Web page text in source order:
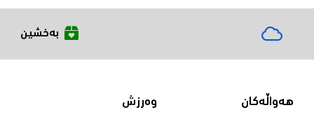
بەخشین
هەواڵەکان وەرزش